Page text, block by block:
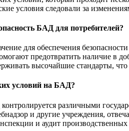
условия следовали за
БАД для потребителей?
для обеспечения
предотвратить наличие в
высочайшие стандарты,
условий на БАД?
различными
и другие учреждения,
и аудит